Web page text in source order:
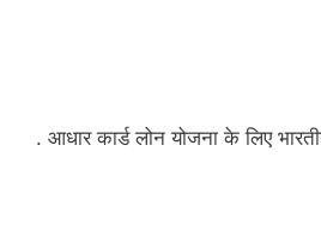
. आधार कार्ड लोन योजना के लिए